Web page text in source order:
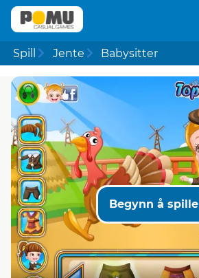
Spill Jente Babysitter
Begynn å spille